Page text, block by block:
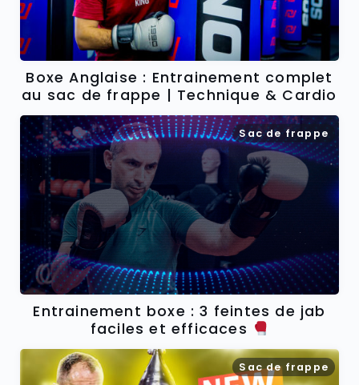
Boxe Anglaise : Entrainement complet
au sac de frappe | Technique & Cardio
Sac de frappe
Entrainement boxe : 3 feintes de jab
faciles et efficaces
Sac de frappe